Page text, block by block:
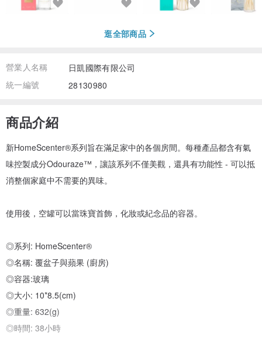
逛全部商品
營業人名稱
日凱國際有限公司
統一編號
28130980
商品介紹
新HomeScenter®系列旨在滿足家中的各個房間。每種產品都含有氣
味控製成分Odouraze™，讓該系列不僅美觀，還具有功能性 - 可以抵
消整個家庭中不需要的異味。
使用後，空罐可以當珠寶首飾，化妝或紀念品的容器。
◎系列: HomeScenter®
◎名稱: 覆盆子與蘋果 (廚房)
◎容器:玻璃
◎大小: 10*8.5(cm)
◎重量: 632(g)
◎時間: 38小時